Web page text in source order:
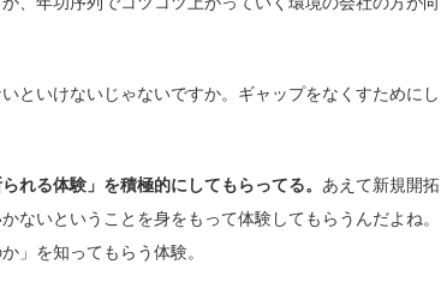
といけないじゃないですか。ギャップをなくすためにし
れる体験」を積極的にしてもらってる。 あえて新規開拓
ないということを身をもって体験してもらうんだよね。
」を知ってもらう体験。